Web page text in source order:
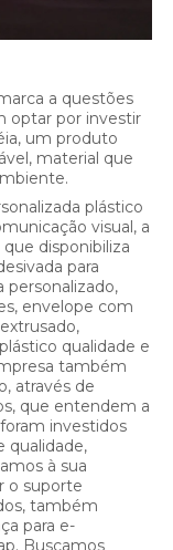
a questões
optar por investir
um produto
material que
plástico
visual, a
disponibiliza
para
personalizado,
envelope com
qualidade e
também
através de
que entendem a
investidos
qualidade,
à sua
o suporte
também
para e-
Buscamos